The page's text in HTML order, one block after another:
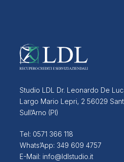
Studio LDL Dr. Leonardo De
Largo Mario Lepri, 2 56029
Sull’Arno (PI)
Tel: 0571 366 118
Whats’App: 349 609 4757
E-Mail: info@ldlstudio.it